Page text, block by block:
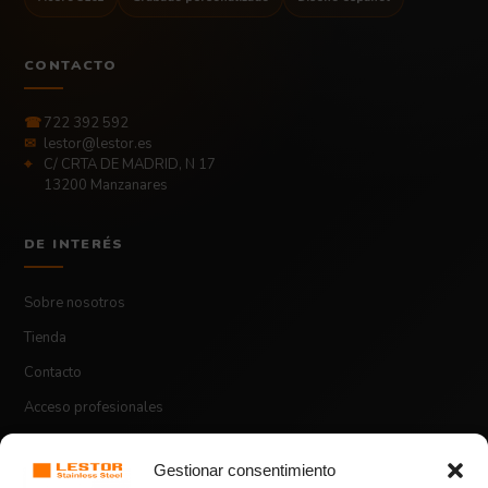
Gestionar consentimiento
CONTACTO
☎722 392 592
✉ lestor@lestor.es
⌖
C/ CRTA DE MADRID, N 17
13200 Manzanares
DE INTERÉS
Sobre nosotros
Tienda
Contacto
Acceso profesionales
ASPECTOS LEGALES